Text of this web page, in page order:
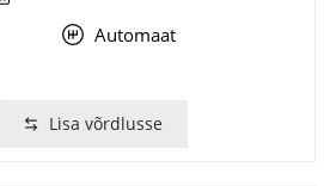
Automaat
Lisa võrdlusse